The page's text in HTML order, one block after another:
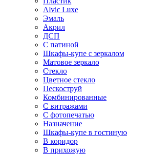
Alvic Luxe
Эмаль
Акрил
ДСП
С патиной
Шкафы-купе с зеркалом
Матовое зеркало
Стекло
Цветное стекло
Пескоструй
Комбинированные
С витражами
С фотопечатью
Назначение
Шкафы-купе в гостиную
В коридор
В прихожую